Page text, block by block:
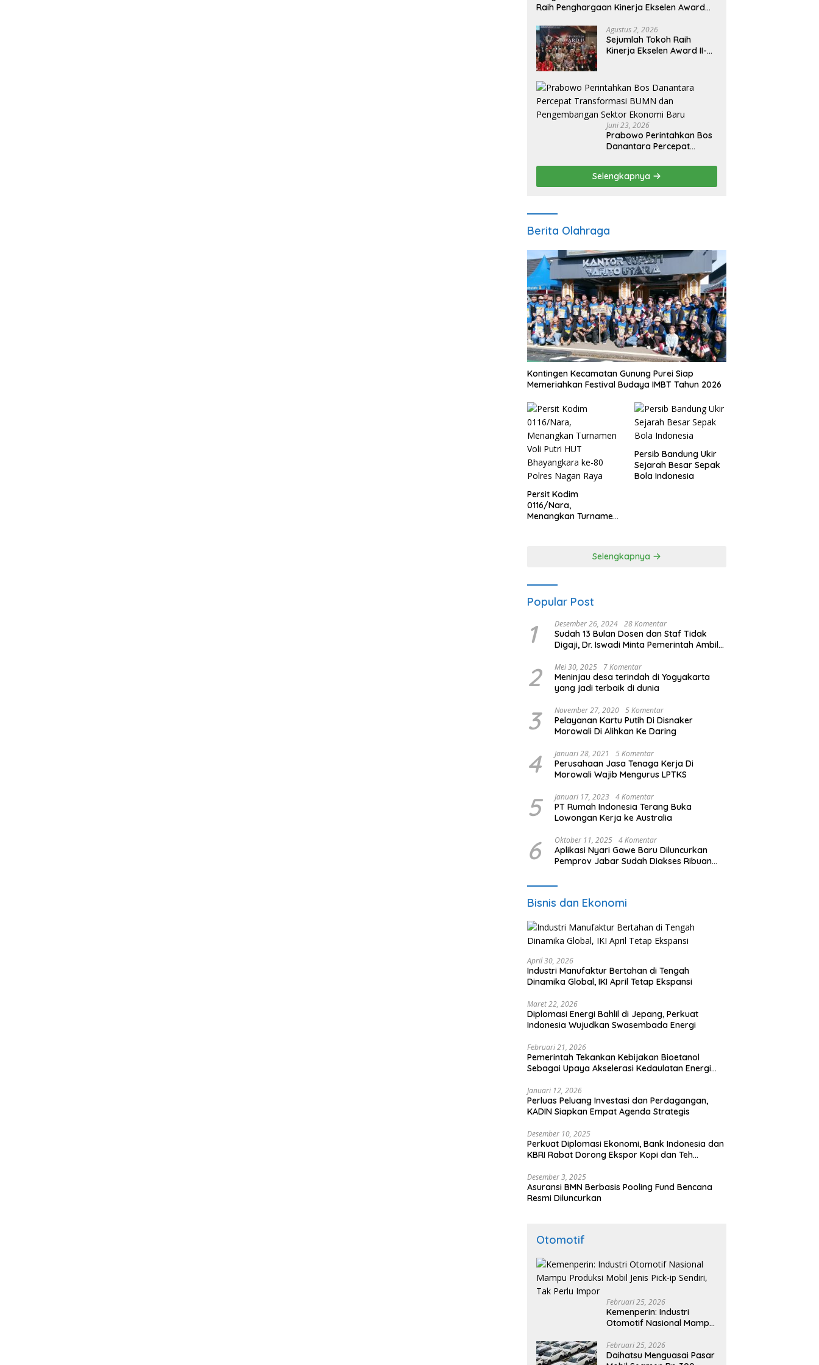
Raih Penghargaan Kinerja Ekselen Award
Agustus 2, 2026
Sejumlah Tokoh Raih
Kinerja Ekselen Award II-
Juni 23, 2026
Prabowo Perintahkan Bos
Danantara Percepat
Pengembangan Sektor
Ekonomi Baru
Selengkapnya
Berita Olahraga
Kontingen Kecamatan Gunung Purei Siap
Memeriahkan Festival Budaya IMBT Tahun 2026
Persit Kodim
0116/Nara,
Menangkan Turnamen
Persib Bandung Ukir
Sejarah Besar Sepak
Bola Indonesia
Selengkapnya
Popular Post
1 Desember 26, 2024 28 Komentar
Sudah 13 Bulan Dosen dan Staf Tidak
Digaji, Dr. Iswadi Minta Pemerintah Ambil
2 Mei 30, 2025 7 Komentar
Meninjau desa terindah di Yogyakarta
yang jadi terbaik di dunia
3 November 27, 2020 5 Komentar
Pelayanan Kartu Putih Di Disnaker
Morowali Di Alihkan Ke Daring
4 Januari 28, 2021 5 Komentar
Perusahaan Jasa Tenaga Kerja Di
Morowali Wajib Mengurus LPTKS
5 Januari 17, 2023 4 Komentar
PT Rumah Indonesia Terang Buka
Lowongan Kerja ke Australia
6 Oktober 11, 2025 4 Komentar
Aplikasi Nyari Gawe Baru Diluncurkan
Pemprov Jabar Sudah Diakses Ribuan
Bisnis dan Ekonomi
April 30, 2026
Industri Manufaktur Bertahan di Tengah
Dinamika Global, IKI April Tetap Ekspansi
Maret 22, 2026
Diplomasi Energi Bahlil di Jepang, Perkuat
Indonesia Wujudkan Swasembada Energi
Februari 21, 2026
Pemerintah Tekankan Kebijakan Bioetanol
Sebagai Upaya Akselerasi Kedaulatan Energi
Januari 12, 2026
Perluas Peluang Investasi dan Perdagangan,
KADIN Siapkan Empat Agenda Strategis
Desember 10, 2025
Perkuat Diplomasi Ekonomi, Bank Indonesia dan
KBRI Rabat Dorong Ekspor Kopi dan Teh
Desember 3, 2025
Asuransi BMN Berbasis Pooling Fund Bencana
Resmi Diluncurkan
Otomotif
Februari 25, 2026
Kemenperin: Industri
Otomotif Nasional Mampu
ip Sendiri, Tak Perlu Impor
Februari 25, 2026
Daihatsu Menguasai Pasar